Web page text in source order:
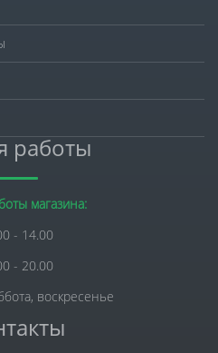
работы
магазина:
- 14.00
- 20.00
воскресенье